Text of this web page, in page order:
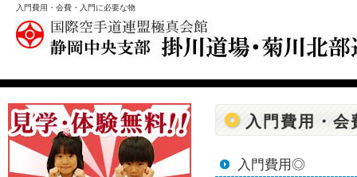
入門費用・会費・入門に必要な物
入門費用・
入門費用◎